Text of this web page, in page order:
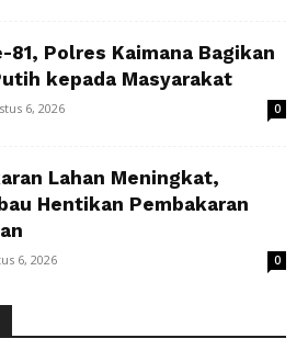
81, Polres Kaimana Bagikan
kepada Masyarakat
6, 2026 0
Lahan Meningkat,
Hentikan Pembakaran
6, 2026 0